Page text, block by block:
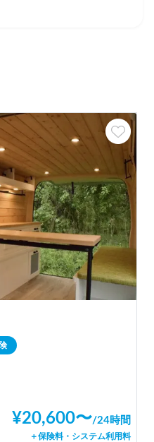
¥20,600〜/24時間
＋保険料・システム利用料